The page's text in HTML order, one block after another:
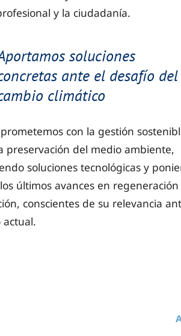
y la ciudadanía.
soluciones
ante el desafío del
climático
con la gestión
preservación del medio ambiente,
soluciones tecnológicas y
últimos avances en regeneración
conscientes de su relevancia
actual.